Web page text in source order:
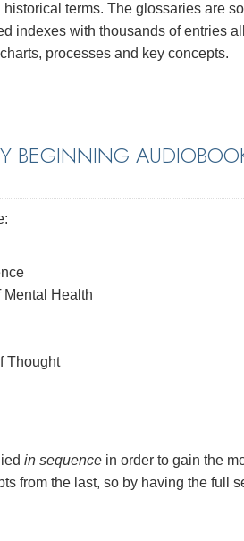
terms. The glossaries are
indexes with thousands of entries
processes and key concepts.
BEGINNING
Mental Health
Thought
in sequence in order to gain the
from the last, so by having the full